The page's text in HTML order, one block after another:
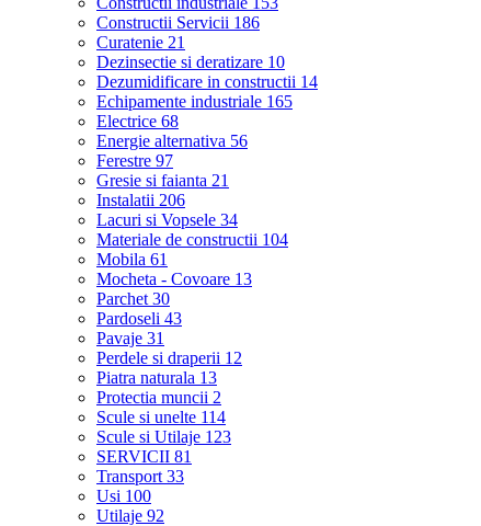
Constructii Servicii 186
Curatenie 21
Dezinsectie si deratizare 10
Dezumidificare in constructii 14
Echipamente industriale 165
Electrice 68
Energie alternativa 56
Ferestre 97
Gresie si faianta 21
Instalatii 206
Lacuri si Vopsele 34
Materiale de constructii 104
Mobila 61
Mocheta - Covoare 13
Parchet 30
Pardoseli 43
Pavaje 31
Perdele si draperii 12
Piatra naturala 13
Protectia muncii 2
Scule si unelte 114
Scule si Utilaje 123
SERVICII 81
Transport 33
Usi 100
Utilaje 92